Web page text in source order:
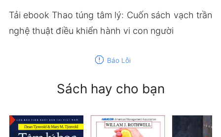
Tải ebook Thao túng tâm lý: Cuốn sách vạch trần
nghệ thuật điều khiển hành vi con người
report Báo Lỗi
Sách hay cho bạn